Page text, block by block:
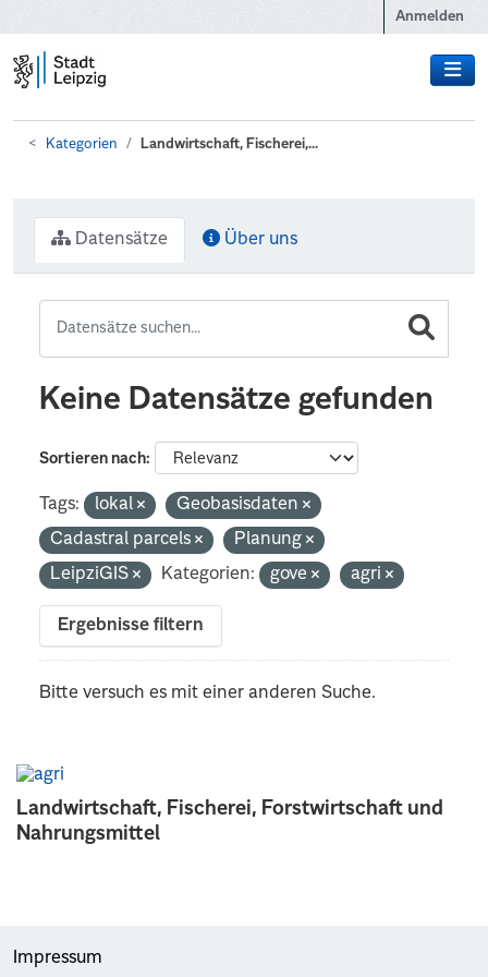
Anmelden
Kategorien Landwirtschaft, Fischerei,...
Landwirtschaft, Fischerei, Forstwirtschaft und
Nahrungsmittel
Datensätze Über uns
Keine Datensätze gefunden
Sortieren nach
Tags: lokal
Geobasisdaten
Cadastral parcels
Planung
LeipziGIS
Kategorien: gove agri
Ergebnisse filtern
Bitte versuch es mit einer anderen Suche.
Impressum